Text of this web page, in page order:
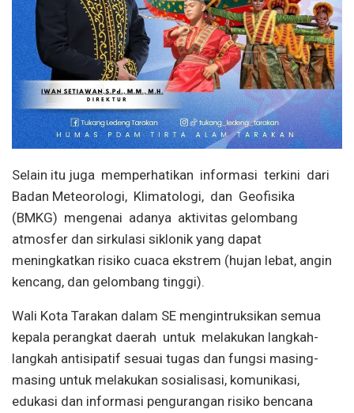
Selain itu juga memperhatikan informasi terkini dari
Badan Meteorologi, Klimatologi, dan Geofisika
(BMKG) mengenai adanya aktivitas gelombang
atmosfer dan sirkulasi siklonik yang dapat
meningkatkan risiko cuaca ekstrem (hujan lebat, angin
kencang, dan gelombang tinggi).
Wali Kota Tarakan dalam SE mengintruksikan semua
kepala perangkat daerah untuk melakukan langkah-
langkah antisipatif sesuai tugas dan fungsi masing-
masing untuk melakukan sosialisasi, komunikasi,
edukasi dan informasi pengurangan risiko bencana